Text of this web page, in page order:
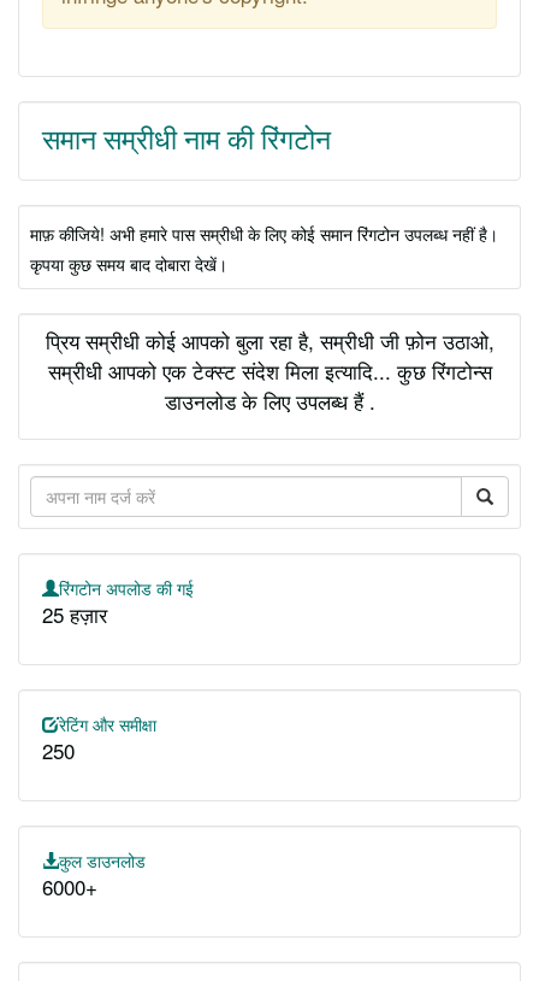
समान सम्रीधी नाम की रिंगटोन
माफ़ कीजिये! अभी हमारे पास सम्रीधी के लिए कोई समान रिंगटोन उपलब्ध नहीं है।
कृपया कुछ समय बाद दोबारा देखें।
प्रिय सम्रीधी कोई आपको बुला रहा है, सम्रीधी जी फ़ोन उठाओ,
सम्रीधी आपको एक टेक्स्ट संदेश मिला इत्यादि... कुछ रिंगटोन्स
डाउनलोड के लिए उपलब्ध हैं .
रिंगटोन अपलोड की गई
25 हज़ार
रेटिंग और समीक्षा
250
कुल डाउनलोड
6000+